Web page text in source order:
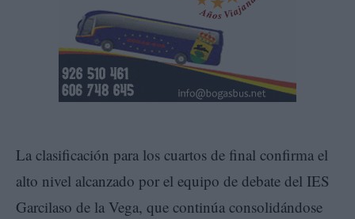
La clasificación para los cuartos de final confirma el
alto nivel alcanzado por el equipo de debate del IES
Garcilaso de la Vega, que continúa consolidándose